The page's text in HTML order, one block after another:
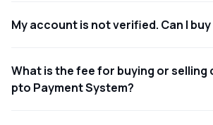
My account is not verified. Can I
What is the fee for buying or selling
pto Payment System?